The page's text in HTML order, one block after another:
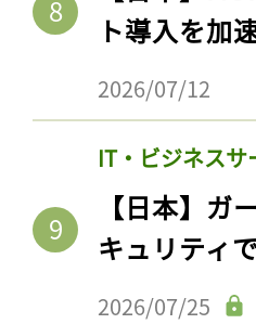
ト導入を加
2026/07/12
IT・ビジネスサ
【日本】
キュリティ
2026/07/25